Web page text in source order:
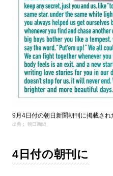
9月4日付の朝日新聞朝刊に掲載され
出典： 朝日新聞
4日付の朝刊に